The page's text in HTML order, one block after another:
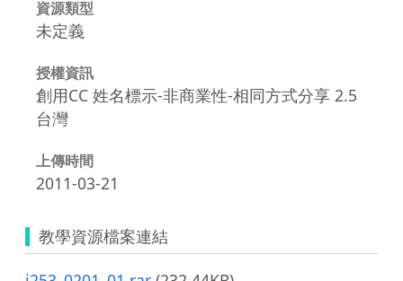
資源類型
未定義
授權資訊
創用CC 姓名標示-非商業性-相同方式分享 2.5
台灣
上傳時間
2011-03-21
教學資源檔案連結